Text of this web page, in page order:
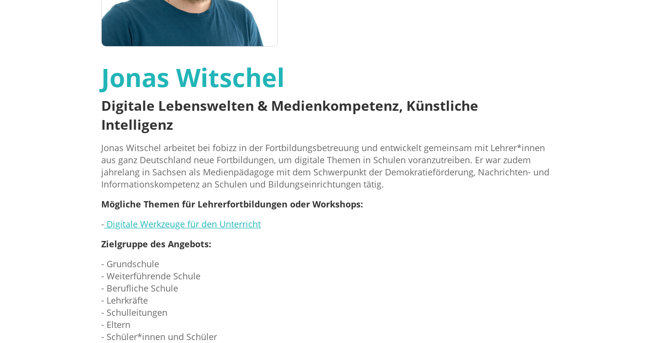
Jonas Witschel
Digitale Lebenswelten & Medienkompetenz, Künstliche
Intelligenz
Jonas Witschel arbeitet bei fobizz in der Fortbildungsbetreuung und entwickelt gemeinsam mit Lehrer*innen
aus ganz Deutschland neue Fortbildungen, um digitale Themen in Schulen voranzutreiben. Er war zudem
jahrelang in Sachsen als Medienpädagoge mit dem Schwerpunkt der Demokratieförderung, Nachrichten- und
Informationskompetenz an Schulen und Bildungseinrichtungen tätig.
Mögliche Themen für Lehrerfortbildungen oder Workshops:
- Digitale Werkzeuge für den Unterricht
Zielgruppe des Angebots:
- Grundschule
- Weiterführende Schule
- Berufliche Schule
- Lehrkräfte
- Schulleitungen
- Eltern
- Schüler*innen und Schüler